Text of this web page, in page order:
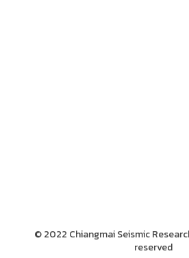
© 2022 Chiangmai Seismic
reserved